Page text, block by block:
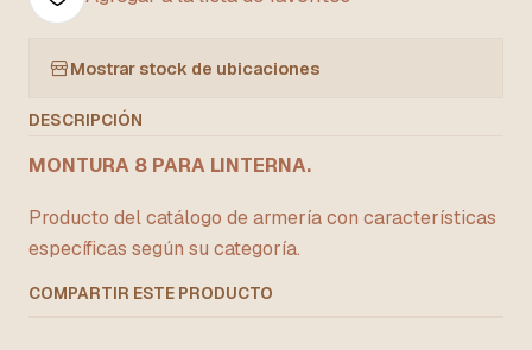
Mostrar stock de ubicaciones
DESCRIPCIÓN
MONTURA 8 PARA LINTERNA.
Producto del catálogo de armería con características
específicas según su categoría.
COMPARTIR ESTE PRODUCTO